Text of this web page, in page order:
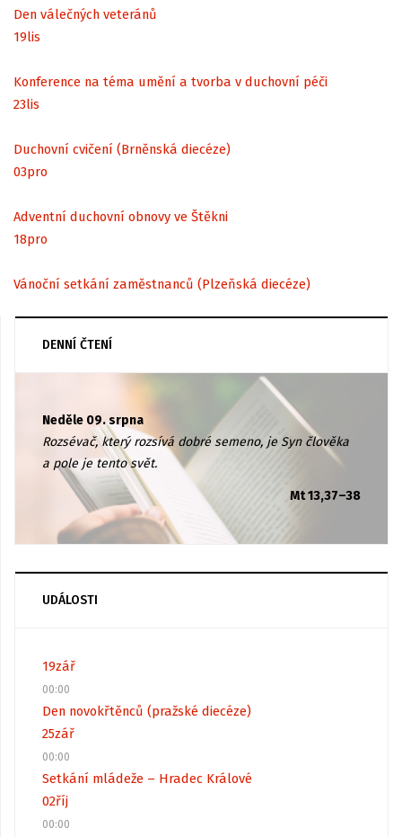
Den válečných veteránů
19lis
Konference na téma umění a tvorba v duchovní péči
23lis
Duchovní cvičení (Brněnská diecéze)
03pro
Adventní duchovní obnovy ve Štěkni
18pro
Vánoční setkání zaměstnanců (Plzeňská diecéze)
DENNÍ ČTENÍ
Neděle 09. srpna
Rozsévač, který rozsívá dobré semeno, je Syn člověka
a pole je tento svět.
Mt 13,37–38
UDÁLOSTI
19zář
00:00
Den novokřtěnců (pražské diecéze)
25zář
00:00
Setkání mládeže – Hradec Králové
02říj
00:00